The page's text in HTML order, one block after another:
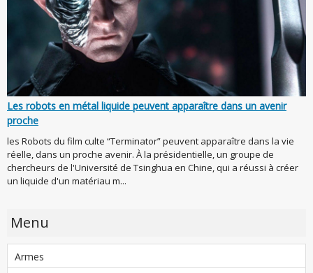
Les robots en métal liquide peuvent apparaître dans un avenir
proche
les Robots du film culte “Terminator” peuvent apparaître dans la vie
réelle, dans un proche avenir. À la présidentielle, un groupe de
chercheurs de l'Université de Tsinghua en Chine, qui a réussi à créer
un liquide d'un matériau m...
Menu
Armes